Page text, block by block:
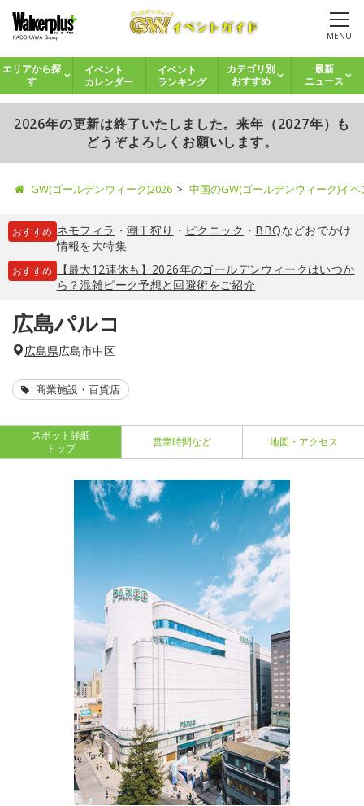
MENU
エリアから探
す
イベント
カレンダー
イベント
ランキング
カテゴリ別
おすすめ
最新
ニュース
2026年の更新は終了いたしました。来年（2027年）も
どうぞよろしくお願いします。
GW(ゴールデンウィーク)2026 中国のGW(ゴールデンウィーク)イ
おすすめ ネモフィラ ・ 潮干狩り ・ ピクニック ・ BBQなどおでかけ
情報を大特集
おすすめ
【最大12連休も】2026年のゴールデンウィークはいつか
ら？混雑ピーク予想と回避術をご紹介
広島パルコ
広島県広島市中区
商業施設・百貨店
スポット詳細
トップ
営業時間など 地図・アクセス